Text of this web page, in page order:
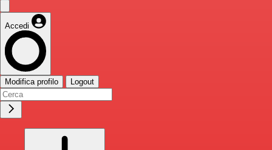
Accedi
Modifica profilo Logout